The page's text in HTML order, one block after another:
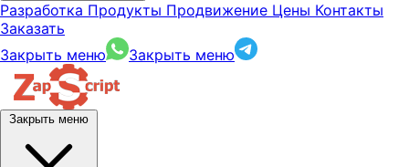
Разработка Продукты Продвижение Цены Контакты
Заказать
Закрыть меню
Закрыть меню
Закрыть меню